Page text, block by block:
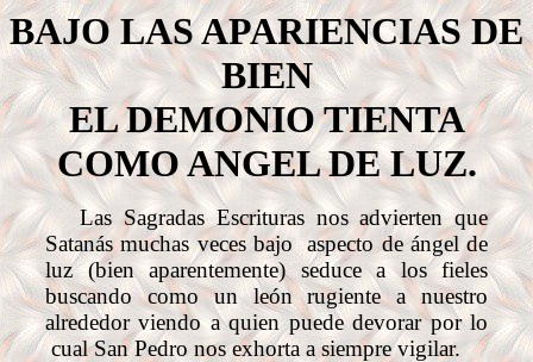
BAJO LAS APARIENCIAS DE
BIEN
EL DEMONIO TIENTA
COMO ANGEL DE LUZ.
Las Sagradas Escrituras nos advierten que
Satanás muchas veces bajo aspecto de ángel de
luz (bien aparentemente) seduce a los fieles
buscando como un león rugiente a nuestro
alrededor viendo a quien puede devorar por lo
cual San Pedro nos exhorta a siempre vigilar.